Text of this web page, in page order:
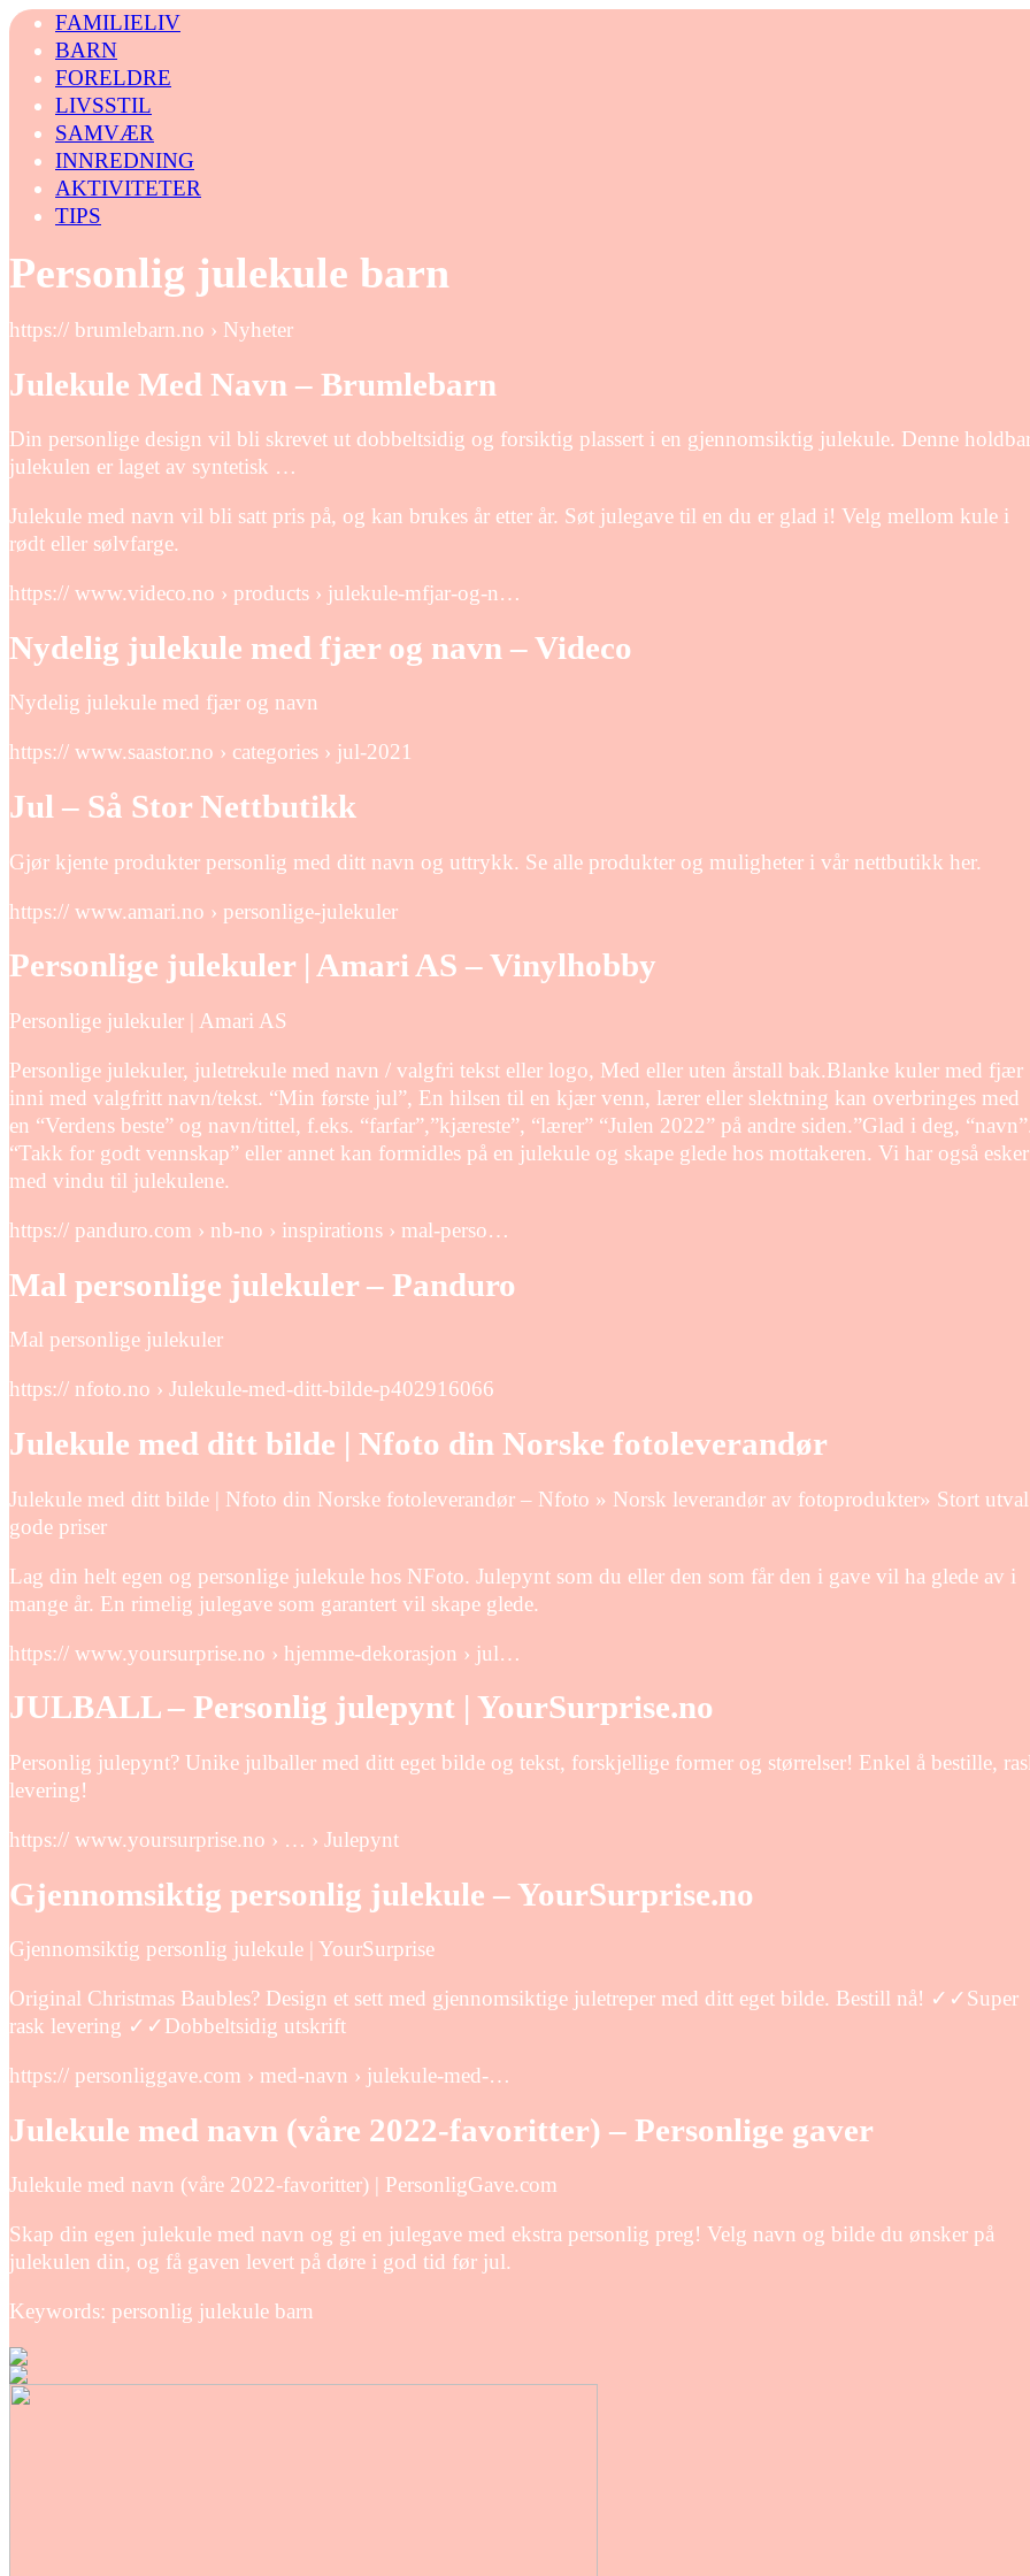
FAMILIELIV
BARN
FORELDRE
LIVSSTIL
SAMVÆR
INNREDNING
AKTIVITETER
TIPS
Personlig julekule barn
https:// brumlebarn.no › Nyheter
Julekule Med Navn – Brumlebarn
Din personlige design vil bli skrevet ut dobbeltsidig og forsiktig plassert i en gjennomsiktig julekule. Denne
julekulen er laget av syntetisk …
Julekule med navn vil bli satt pris på, og kan brukes år etter år. Søt julegave til en du er glad i! Velg mellom kule i
rødt eller sølvfarge.
https:// www.videco.no › products › julekule-mfjar-og-n…
Nydelig julekule med fjær og navn – Videco
Nydelig julekule med fjær og navn
https:// www.saastor.no › categories › jul-2021
Jul – Så Stor Nettbutikk
Gjør kjente produkter personlig med ditt navn og uttrykk. Se alle produkter og muligheter i vår nettbutikk her.
https:// www.amari.no › personlige-julekuler
Personlige julekuler | Amari AS – Vinylhobby
Personlige julekuler | Amari AS
Personlige julekuler, juletrekule med navn / valgfri tekst eller logo, Med eller uten årstall bak.Blanke kuler med fjær
inni med valgfritt navn/tekst. “Min første jul”, En hilsen til en kjær venn, lærer eller slektning kan overbringes med
en “Verdens beste” og navn/tittel, f.eks. “farfar”,”kjæreste”, “lærer” “Julen 2022” på andre siden.”Glad i deg,
“Takk for godt vennskap” eller annet kan formidles på en julekule og skape glede hos mottakeren. Vi har også esker
med vindu til julekulene.
https:// panduro.com › nb-no › inspirations › mal-perso…
Mal personlige julekuler – Panduro
Mal personlige julekuler
https:// nfoto.no › Julekule-med-ditt-bilde-p402916066
Julekule med ditt bilde | Nfoto din Norske fotoleverandør
Julekule med ditt bilde | Nfoto din Norske fotoleverandør – Nfoto » Norsk leverandør av fotoprodukter» Stort
gode priser
Lag din helt egen og personlige julekule hos NFoto. Julepynt som du eller den som får den i gave vil ha glede av i
mange år. En rimelig julegave som garantert vil skape glede.
https:// www.yoursurprise.no › hjemme-dekorasjon › jul…
JULBALL – Personlig julepynt | YourSurprise.no
Personlig julepynt? Unike julballer med ditt eget bilde og tekst, forskjellige former og størrelser! Enkel å bestille,
levering!
https:// www.yoursurprise.no › … › Julepynt
Gjennomsiktig personlig julekule – YourSurprise.no
Gjennomsiktig personlig julekule | YourSurprise
Original Christmas Baubles? Design et sett med gjennomsiktige juletreper med ditt eget bilde. Bestill nå! ✓✓Super
rask levering ✓✓Dobbeltsidig utskrift
https:// personliggave.com › med-navn › julekule-med-…
Julekule med navn (våre 2022-favoritter) – Personlige gaver
Julekule med navn (våre 2022-favoritter) | PersonligGave.com
Skap din egen julekule med navn og gi en julegave med ekstra personlig preg! Velg navn og bilde du ønsker på
julekulen din, og få gaven levert på døre i god tid før jul.
Keywords: personlig julekule barn